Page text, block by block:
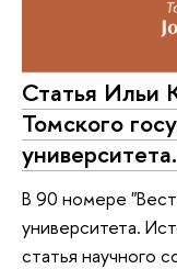
Статья Ильи
Томского
В 90 номере
университета.
статья научного